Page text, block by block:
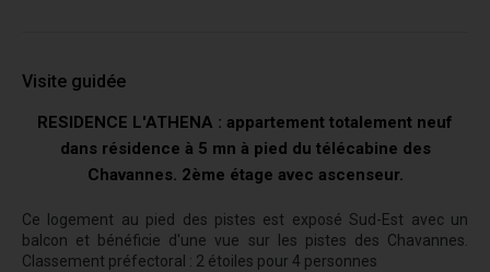
Visite guidée
RESIDENCE L'ATHENA : appartement totalement neuf
dans résidence à 5 mn à pied du télécabine des
Chavannes. 2ème étage avec ascenseur.
Ce logement au pied des pistes est exposé Sud-Est avec un
balcon et bénéficie d'une vue sur les pistes des Chavannes.
Classement préfectoral : 2 étoiles pour 4 personnes